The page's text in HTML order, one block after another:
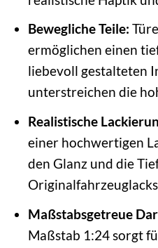
Bewegliche Teile:
ermöglichen einen
liebevoll gestalteten
unterstreichen die
Realistische
einer hochwertigen
den Glanz und die
Maßstabsgetreue
Maßstab 1:24 sorgt